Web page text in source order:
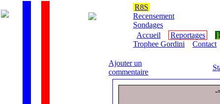
R8S
Recensement
Sondages
Accueil
Reportages
Trophee Gordini
Contact
Ajouter un
commentaire
-